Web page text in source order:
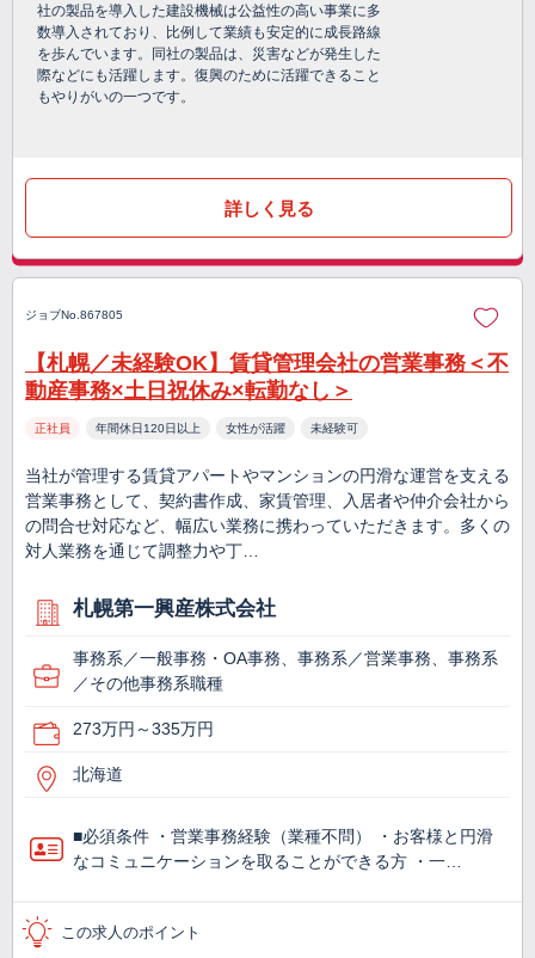
社の製品を導入した建設機械は公益性の高い事業に多
数導入されており、比例して業績も安定的に成長路線
を歩んでいます。同社の製品は、災害などが発生した
際などにも活躍します。復興のために活躍できること
もやりがいの一つです。
詳しく見る
ジョブNo.867805
【札幌／未経験OK】賃貸管理会社の営業事務＜不
動産事務×土日祝休み×転勤なし＞
正社員 年間休日120日以上 女性が活躍 未経験可
当社が管理する賃貸アパートやマンションの円滑な運営を支える
営業事務として、契約書作成、家賃管理、入居者や仲介会社から
の問合せ対応など、幅広い業務に携わっていただきます。多くの
対人業務を通じて調整力や丁…
札幌第一興産株式会社
事務系／一般事務・OA事務、事務系／営業事務、事務系
／その他事務系職種
273万円～335万円
北海道
■必須条件 ・営業事務経験（業種不問） ・お客様と円滑
なコミュニケーションを取ることができる方 ・一…
この求人のポイント